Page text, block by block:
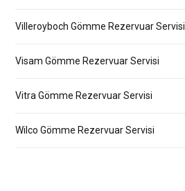
Villeroyboch Gömme Rezervuar Servisi
Visam Gömme Rezervuar Servisi
Vitra Gömme Rezervuar Servisi
Wilco Gömme Rezervuar Servisi